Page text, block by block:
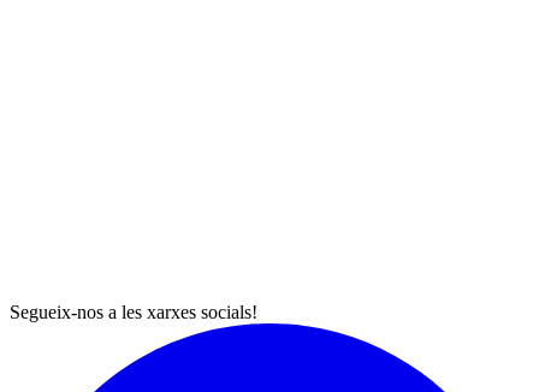
Segueix-nos a les xarxes socials!